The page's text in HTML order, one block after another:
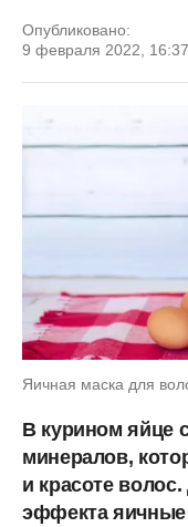
Опубликовано:
9 февраля 2022, 16:37
Яичная маска для
В курином яйце
минералов,
и красоте
эффекта